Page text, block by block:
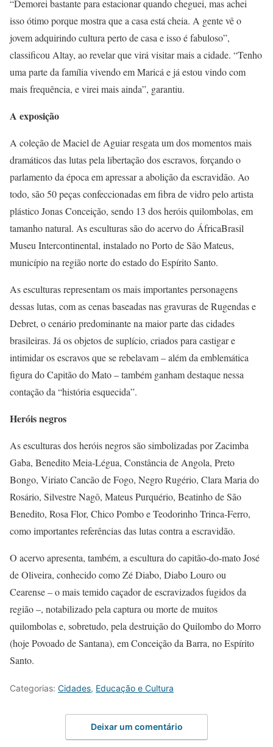
“Demorei bastante para estacionar quando cheguei, mas achei
isso ótimo porque mostra que a casa está cheia. A gente vê o
jovem adquirindo cultura perto de casa e isso é fabuloso”,
classificou Altay, ao revelar que virá visitar mais a cidade. “Tenho
uma parte da família vivendo em Maricá e já estou vindo com
mais frequência, e virei mais ainda”, garantiu.
A exposição
A coleção de Maciel de Aguiar resgata um dos momentos mais
dramáticos das lutas pela libertação dos escravos, forçando o
parlamento da época em apressar a abolição da escravidão. Ao
todo, são 50 peças confeccionadas em fibra de vidro pelo artista
plástico Jonas Conceição, sendo 13 dos heróis quilombolas, em
tamanho natural. As esculturas são do acervo do ÁfricaBrasil
Museu Intercontinental, instalado no Porto de São Mateus,
município na região norte do estado do Espírito Santo.
As esculturas representam os mais importantes personagens
dessas lutas, com as cenas baseadas nas gravuras de Rugendas e
Debret, o cenário predominante na maior parte das cidades
brasileiras. Já os objetos de suplício, criados para castigar e
intimidar os escravos que se rebelavam – além da emblemática
figura do Capitão do Mato – também ganham destaque nessa
contação da “história esquecida”.
Heróis negros
As esculturas dos heróis negros são simbolizadas por Zacimba
Gaba, Benedito Meia-Légua, Constância de Angola, Preto
Bongo, Viriato Cancão de Fogo, Negro Rugério, Clara Maria do
Rosário, Silvestre Nagô, Mateus Purquério, Beatinho de São
Benedito, Rosa Flor, Chico Pombo e Teodorinho Trinca-Ferro,
como importantes referências das lutas contra a escravidão.
O acervo apresenta, também, a escultura do capitão-do-mato José
de Oliveira, conhecido como Zé Diabo, Diabo Louro ou
Cearense – o mais temido caçador de escravizados fugidos da
região –, notabilizado pela captura ou morte de muitos
quilombolas e, sobretudo, pela destruição do Quilombo do Morro
(hoje Povoado de Santana), em Conceição da Barra, no Espírito
Santo.
Categorias: Cidades, Educação e Cultura
Deixar um comentário